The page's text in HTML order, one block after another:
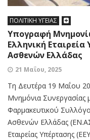
ΠΟΛΙΤΙΚΗ ΥΓΕΙΑΣ
Υπογραφή
Ελληνική
Ασθενών Ελλάδας
21 Μαΐου, 2025
Τη Δευτέρα 19 Μαΐου
Μνημόνια Συνεργασίας
Φαρμακευτικού
Ασθενών Ελλάδας
Εταιρείας Υπέρτασης